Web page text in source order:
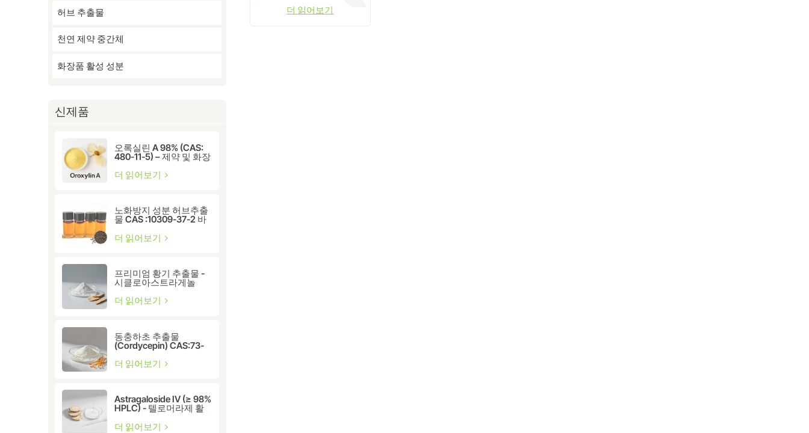
허브 추출물
천연 제약 중간체
화장품 활성 성분
신제품
오록실린 A 98% (CAS:
480-11-5) – 제약 및 화장
품 연구용 천연 플라보노
이드 화합물
더 읽어보기
노화방지 성분 허브추출
물 CAS :10309-37-2 바
쿠치올
더 읽어보기
프리미엄 황기 추출물 -
시클로아스트라게놀
CAS:78574-94-4
더 읽어보기
동충하초 추출물
(Cordycepin) CAS:73-
더 읽어보기
Astragaloside IV (≥ 98%
HPLC) - 텔로머라제 활
성화 및 세포 건강을 위한
프리미엄 황기 추출물
더 읽어보기
더 읽어보기